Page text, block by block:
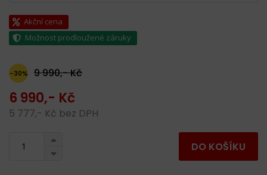
Akční cena
Možnost prodloužené záruky
-30% 9 990,- Kč
6 990,- Kč
5 777,- Kč bez DPH
DO KOŠÍKU